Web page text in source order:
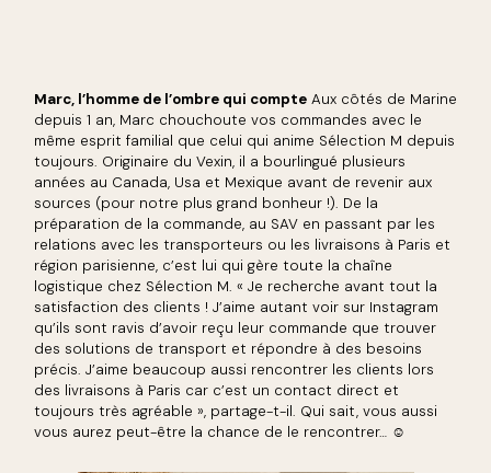
Marc, l’homme de l’ombre qui compteAux côtés de Marine
depuis 1 an, Marc chouchoute vos commandes avec le
même esprit familial que celui qui anime Sélection M depuis
toujours. Originaire du Vexin, il a bourlingué plusieurs
années au Canada, Usa et Mexique avant de revenir aux
sources (pour notre plus grand bonheur !). De la
préparation de la commande, au SAV en passant par les
relations avec les transporteurs ou les livraisons à Paris et
région parisienne, c’est lui qui gère toute la chaîne
logistique chez Sélection M. « Je recherche avant tout la
satisfaction des clients ! J’aime autant voir sur Instagram
qu’ils sont ravis d’avoir reçu leur commande que trouver
des solutions de transport et répondre à des besoins
précis. J’aime beaucoup aussi rencontrer les clients lors
des livraisons à Paris car c’est un contact direct et
toujours très agréable », partage-t-il. Qui sait, vous aussi
vous aurez peut-être la chance de le rencontrer… ☺